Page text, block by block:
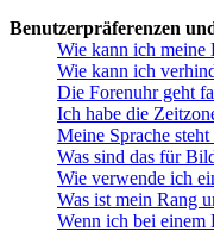
Benutzerpräferenzen
Wie kann ich meine
Wie kann ich
Die Forenuhr geht
Ich habe die
Meine Sprache
Was sind das für
Wie verwende ich
Was ist mein Rang
Wenn ich bei